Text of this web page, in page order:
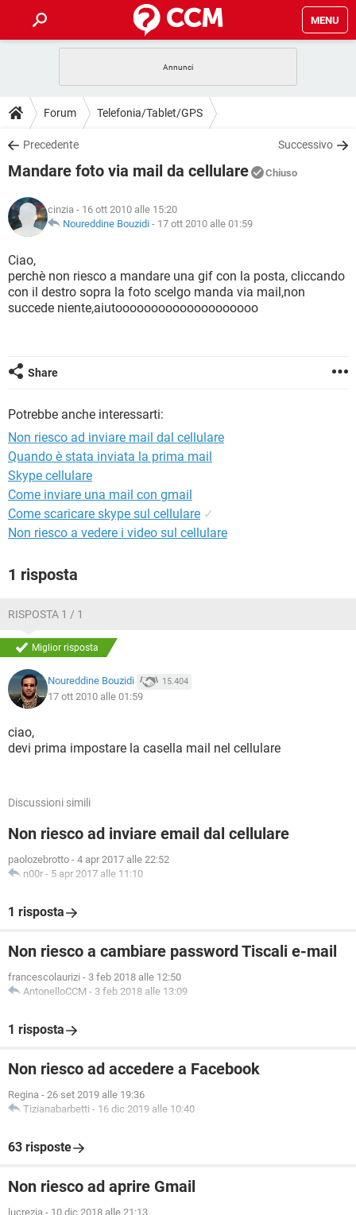
MENU
INTRATTENIMENTO ANDROID
iOS
INSTAGRAM WHATSAPP
TIKTOK
HARDWARE
GUIDE
COVID-19 GAMING
INSTAGRAM
TIKTOK
HARDWARE
DOWNLOAD
COVID-19 GAMING
INTRATTENIMENTO
iOS WINDOWS 10
INSTAGRAM
TIKTOK FACEBOOK
HARDWARE
COVID-19
INTRATTENIMENTO
iOS
INSTAGRAM WHATSAPP
GLOSSARIO
COVID-19
INTRATTENIMENTO ANDROID
iOS WINDOWS 10
TIKTOK
Forum Telefonia/Tablet/GPS
Precedente Successivo
Mandare foto via mail da cellulare Chiuso
cinzia - 16 ott 2010 alle 15:20
Noureddine Bouzidi - 17 ott 2010 alle 01:59
Ciao,
perchè non riesco a mandare una gif con la posta, cliccando
con il destro sopra la foto scelgo manda via mail,non
succede niente,aiutoooooooooooooooooooo
Share
Potrebbe anche interessarti:
Non riesco ad inviare mail dal cellulare
Quando è stata inviata la prima mail
Skype cellulare
Come inviare una mail con gmail
Come scaricare skype sul cellulare ✓
Non riesco a vedere i video sul cellulare
1 risposta
RISPOSTA 1 / 1
Miglior risposta
Noureddine Bouzidi 15.404
17 ott 2010 alle 01:59
ciao,
devi prima impostare la casella mail nel cellulare
Discussioni simili
Non riesco ad inviare email dal cellulare
paolozebrotto - 4 apr 2017 alle 22:52
n00r - 5 apr 2017 alle 11:10
1 risposta
Non riesco a cambiare password Tiscali e-mail
francescolaurizi - 3 feb 2018 alle 12:50
AntonelloCCM - 3 feb 2018 alle 13:09
1 risposta
Non riesco ad accedere a Facebook
Regina - 26 set 2019 alle 19:36
Tizianabarbetti - 16 dic 2019 alle 10:40
63 risposte
Non riesco ad aprire Gmail
lucrezia - 10 dic 2018 alle 21:13